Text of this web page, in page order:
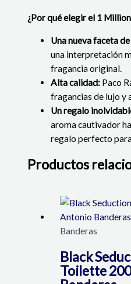
¿Por qué elegir el 1
Una nueva faceta
una interpretación
fragancia original.
Alta calidad: Paco
fragancias de lujo y
Un regalo
aroma cautivador
regalo perfecto
Productos
Banderas
Black
Toilette